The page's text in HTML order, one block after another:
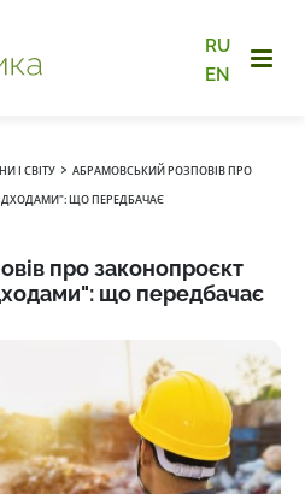
RU
EN
І СВІТУ › АБРАМОВСЬКИЙ РОЗПОВІВ ПРО
ЩО ПЕРЕДБАЧАЄ
про законопроєкт
що передбачає